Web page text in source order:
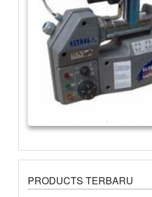
PRODUCTS TERBARU